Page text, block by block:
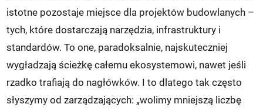
istotne pozostaje miejsce dla projektów budowlanych –
tych, które dostarczają narzędzia, infrastruktury i
standardów. To one, paradoksalnie, najskuteczniej
wygładzają ścieżkę całemu ekosystemowi, nawet jeśli
rzadko trafiają do nagłówków. I to dlatego tak często
słyszymy od zarządzających: „wolimy mniejszą liczbę